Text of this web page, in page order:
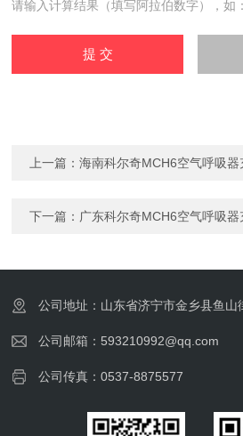
请输入计算结果（填写阿拉伯数字），如
上一篇：海南科尔奇MCH6空气呼吸
下一篇： 广东科尔奇MCH6空气呼吸
公司地址：山东省济宁市金乡县鱼山
公司邮箱：593210992@qq.com
公司传真：0537-8875577